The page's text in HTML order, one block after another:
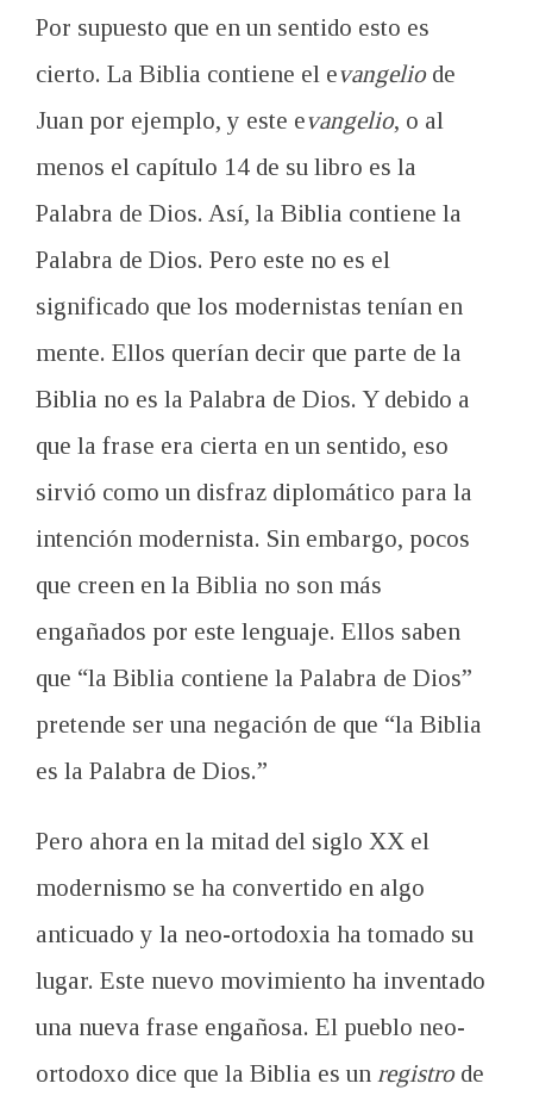
Por supuesto que en un sentido esto es
cierto. La Biblia contiene el evangeliode
Juan por ejemplo, y este evangelio, o al
menos el capítulo 14 de su libro es la
Palabra de Dios. Así, la Biblia contiene la
Palabra de Dios. Pero este no es el
significado que los modernistas tenían en
mente. Ellos querían decir que parte de la
Biblia no es la Palabra de Dios. Y debido a
que la frase era cierta en un sentido, eso
sirvió como un disfraz diplomático para la
intención modernista. Sin embargo, pocos
que creen en la Biblia no son más
engañados por este lenguaje. Ellos saben
que “la Biblia contiene la Palabra de Dios”
pretende ser una negación de que “la Biblia
es la Palabra de Dios.”
Pero ahora en la mitad del siglo XX el
modernismo se ha convertido en algo
anticuado y la neo-ortodoxia ha tomado su
lugar. Este nuevo movimiento ha inventado
una nueva frase engañosa. El pueblo neo-
ortodoxo dice que la Biblia es un registrode